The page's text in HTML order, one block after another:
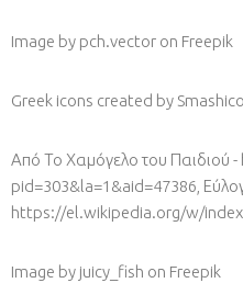
Image by pch.vectoron Freepik
Greek icons created by
Από Το Χαμόγελο του
pid=303&la=1&aid=47386,
https://el.wikipedia.org/w/
Image by juicy_fish on Freepik